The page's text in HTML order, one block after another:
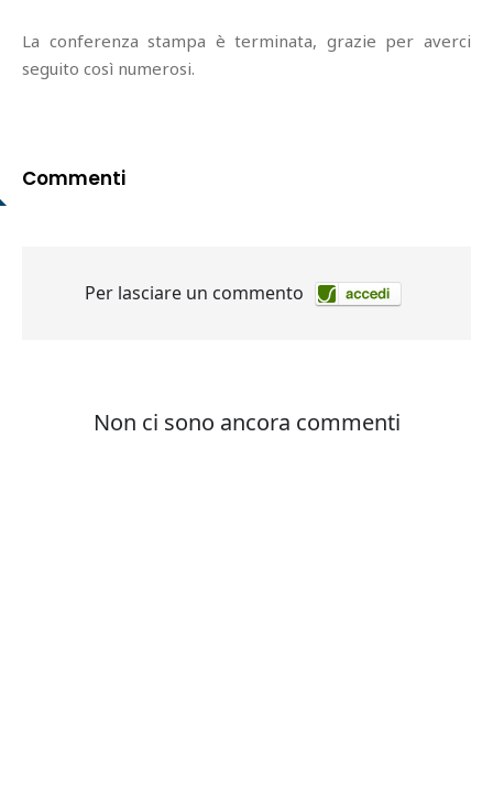
La conferenza stampa è terminata, grazie per averci
seguito così numerosi.
Commenti